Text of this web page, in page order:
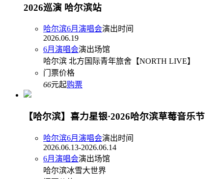
2026巡演 哈尔滨站
哈尔滨6月演唱会演出时间
2026.06.19
6月演唱会演出场馆
哈尔滨 北方国际青年旅舍【NORTH LIVE】
门票价格
66元起购票
【哈尔滨】喜力星银·2026哈尔滨草莓音乐节
哈尔滨6月演唱会演出时间
2026.06.13-2026.06.14
6月演唱会演出场馆
哈尔滨冰雪大世界